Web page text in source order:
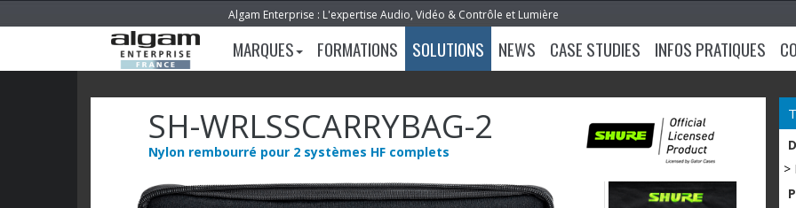
Algam Enterprise : L'expertise Audio, Vidéo & Contrôle et Lumière
MARQUES FORMATIONS SOLUTIONS NEWS CASE STUDIES INFOS PRATIQUES
SH-WRLSSCARRYBAG-2
Nylon rembourré pour 2 systèmes HF complets
>